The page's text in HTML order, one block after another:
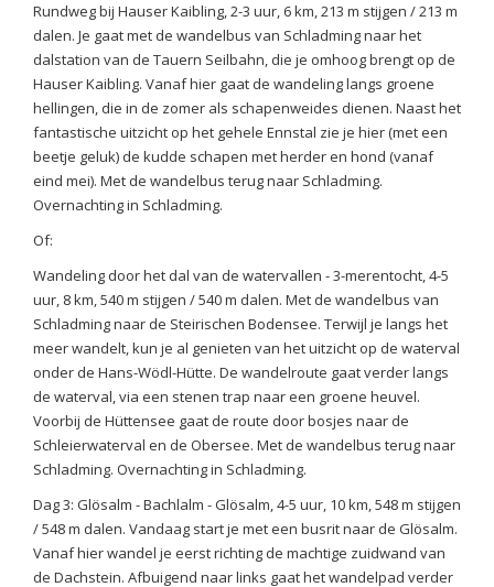
Rundweg bij Hauser Kaibling, 2-3 uur, 6 km, 213 m stijgen / 213 m
dalen. Je gaat met de wandelbus van Schladming naar het
dalstation van de Tauern Seilbahn, die je omhoog brengt op de
Hauser Kaibling. Vanaf hier gaat de wandeling langs groene
hellingen, die in de zomer als schapenweides dienen. Naast het
fantastische uitzicht op het gehele Ennstal zie je hier (met een
beetje geluk) de kudde schapen met herder en hond (vanaf
eind mei). Met de wandelbus terug naar Schladming.
Overnachting in Schladming.
Of:
Wandeling door het dal van de watervallen - 3-merentocht, 4-5
uur, 8 km, 540 m stijgen / 540 m dalen. Met de wandelbus van
Schladming naar de Steirischen Bodensee. Terwijl je langs het
meer wandelt, kun je al genieten van het uitzicht op de waterval
onder de Hans-Wödl-Hütte. De wandelroute gaat verder langs
de waterval, via een stenen trap naar een groene heuvel.
Voorbij de Hüttensee gaat de route door bosjes naar de
Schleierwaterval en de Obersee. Met de wandelbus terug naar
Schladming. Overnachting in Schladming.
Dag 3: Glösalm - Bachlalm - Glösalm, 4-5 uur, 10 km, 548 m stijgen
/ 548 m dalen. Vandaag start je met een busrit naar de Glösalm.
Vanaf hier wandel je eerst richting de machtige zuidwand van
de Dachstein. Afbuigend naar links gaat het wandelpad verder